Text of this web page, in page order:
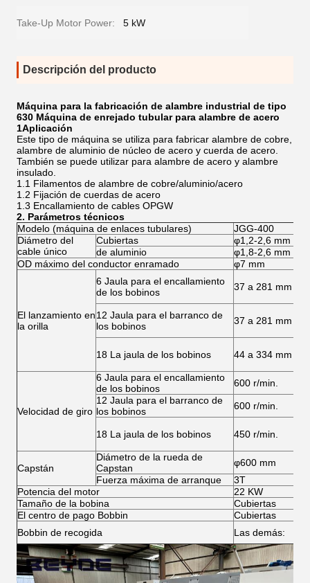
Take-Up Motor Power: 5 kW
Descripción del producto
Máquina para la fabricación de alambre industrial de tipo
630 Máquina de enrejado tubular para alambre de acero
1Aplicación
Este tipo de máquina se utiliza para fabricar alambre de cobre,
alambre de aluminio de núcleo de acero y cuerda de acero.
También se puede utilizar para alambre de acero y alambre
insulado.
1.1 Filamentos de alambre de cobre/aluminio/acero
1.2 Fijación de cuerdas de acero
1.3 Encallamiento de cables OPGW
2. Parámetros técnicos
Modelo (máquina de enlaces tubulares)
JGG-400
Diámetro del
cable único
Cubiertas
φ1,2-2,6 mm
de aluminio
φ1,8-2,6 mm
OD máximo del conductor enramado
φ7 mm
El lanzamiento en
la orilla
6 Jaula para el encallamiento
de los bobinos
37 a 281 mm
12 Jaula para el barranco de
los bobinos
37 a 281 mm
18 La jaula de los bobinos 44 a 334 mm
Velocidad de giro
6 Jaula para el encallamiento
de los bobinos
600 r/min.
12 Jaula para el barranco de
los bobinos
600 r/min.
18 La jaula de los bobinos 450 r/min.
Capstán
Diámetro de la rueda de
Capstan
φ600 mm
Fuerza máxima de arranque
3T
Potencia del motor
22 KW
Tamaño de la bobina
Cubiertas
El centro de pago Bobbin
Cubiertas
Bobbin de recogida
Las demás: